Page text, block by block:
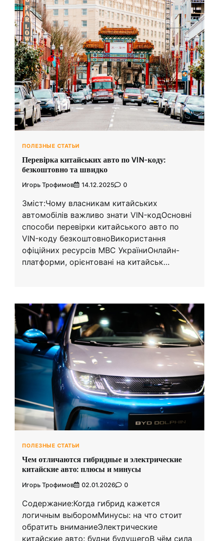
ПОЛЕЗНЫЕ СТАТЬИ
Перевірка китайських авто по VIN-коду:
безкоштовно та швидко
Игорь Трофимов 14.12.2025 0
Зміст:Чому власникам китайських
автомобілів важливо знати VIN-кодОсновні
способи перевірки китайського авто по
VIN-коду безкоштовноВикористання
офіційних ресурсів МВС УкраїниОнлайн-
платформи, орієнтовані на китайськ…
ПОЛЕЗНЫЕ СТАТЬИ
Чем отличаются гибридные и электрические
китайские авто: плюсы и минусы
Игорь Трофимов 02.01.2026 0
Содержание:Когда гибрид кажется
логичным выборомМинусы: на что стоит
обратить вниманиеЭлектрические
китайские авто: будни будущегоВ чём сила